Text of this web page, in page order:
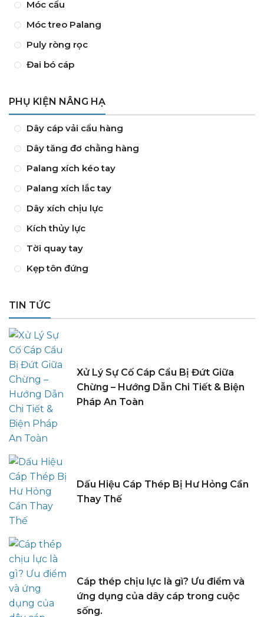
Móc cẩu
Móc treo Palang
Puly ròng rọc
Đai bó cáp
PHỤ KIỆN NÂNG HẠ
Dây cáp vải cẩu hàng
Dây tăng đơ chằng hàng
Palang xích kéo tay
Palang xích lắc tay
Dây xích chịu lực
Kích thủy lực
Tời quay tay
Kẹp tôn đứng
TIN TỨC
Xử Lý Sự Cố Cáp Cẩu Bị Đứt Giữa
Chừng – Hướng Dẫn Chi Tiết & Biện
Pháp An Toàn
Dấu Hiệu Cáp Thép Bị Hư Hỏng Cần
Thay Thế
Cáp thép chịu lực là gì? Ưu điểm và
ứng dụng của dây cáp trong cuộc
sống.